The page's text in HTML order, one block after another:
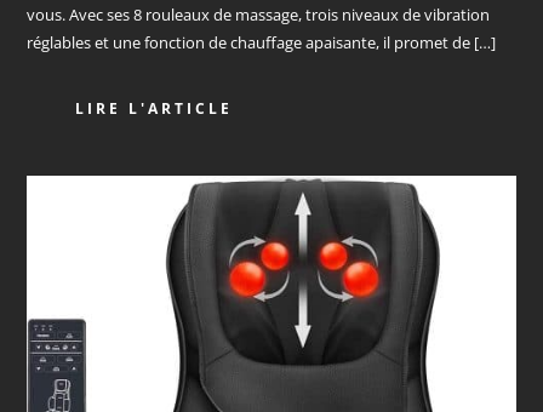
vous. Avec ses 8 rouleaux de massage, trois niveaux de vibration
réglables et une fonction de chauffage apaisante, il promet de […]
LIRE L'ARTICLE